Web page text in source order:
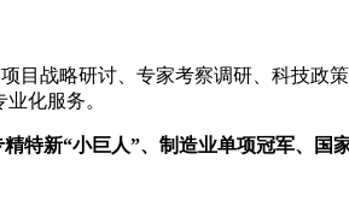
目战略研讨、专家考察调研、科技
化服务。
特新“小巨人”、制造业单项冠军、国